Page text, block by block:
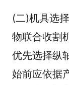
(二)机具选
物联合收割
优先选择纵
始前应依据